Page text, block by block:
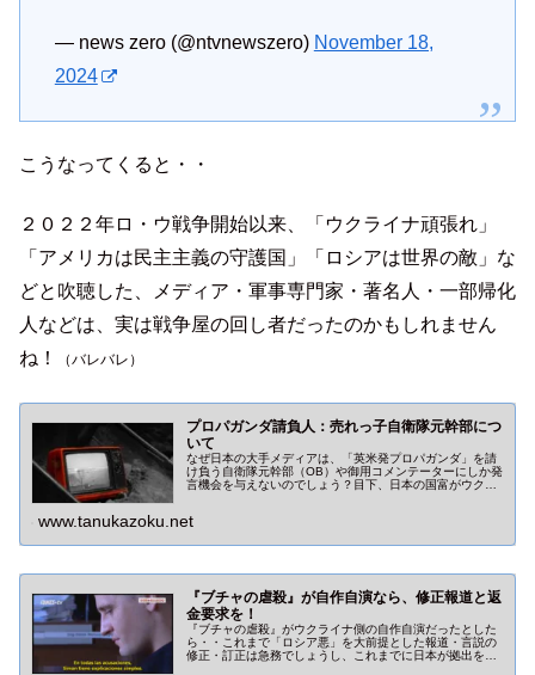
— news zero (@ntvnewszero) November 18,
2024
こうなってくると・・
２０２２年ロ・ウ戦争開始以来、「ウクライナ頑張れ」
「アメリカは民主主義の守護国」「ロシアは世界の敵」な
どと吹聴した、メディア・軍事専門家・著名人・一部帰化
人などは、実は戦争屋の回し者だったのかもしれません
ね！
（バレバレ）
プロパガンダ請負人：売れっ子自衛隊元幹部につ
いて
なぜ日本の大手メディアは、「英米発プロパガンダ」を請
け負う自衛隊元幹部（OB）や御用コメンテーターにしか発
言機会を与えないのでしょう？目下、日本の国富がウクラ
www.tanukazoku.net
『ブチャの虐殺』が自作自演なら、修正報道と返
金要求を！
『ブチャの虐殺』がウクライナ側の自作自演だったとした
ら・・これまで「ロシア悪」を大前提とした報道・言説の
修正・訂正は急務でしょうし、これまでに日本が拠出を決